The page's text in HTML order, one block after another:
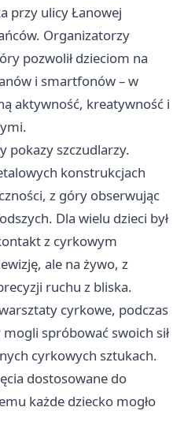
przy ulicy Łanowej
Organizatorzy
pozwolił dzieciom na
i smartfonów – w
aktywność, kreatywność i
pokazy szczudlarzy.
konstrukcjach
z góry obserwując
Dla wielu dzieci był
z cyrkowym
ale na żywo, z
ruchu z bliska.
cyrkowe, podczas
spróbować swoich sił
cyrkowych sztukach.
dostosowane do
każde dziecko mogło